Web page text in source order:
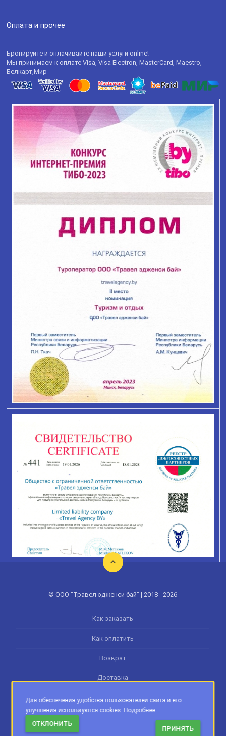
Оплата и прочее
Бронируйте и оплачивайте наши услуги online!
Мы принимаем к оплате Visa, Visa Electron, MasterCard, Maestro,
Белкарт,Мир
Для обеспечения удобства пользователей сайта и его
улучшения используются cookies. Подробнее
ОТКЛОНИТЬ
ПРИНЯТЬ
© ООО "Травел эдженси бай" | 2018 - 2026
Как заказать
Как оплатить
Возврат
Доставка
Памятка туриста
Обработка персональных данных